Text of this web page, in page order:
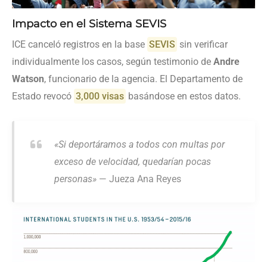
Impacto en el Sistema SEVIS
ICE canceló registros en la base SEVIS sin verificar
individualmente los casos, según testimonio de Andre
Watson, funcionario de la agencia. El Departamento de
Estado revocó 3,000 visas basándose en estos datos.
«Si deportáramos a todos con multas por
exceso de velocidad, quedarían pocas
personas» — Jueza Ana Reyes